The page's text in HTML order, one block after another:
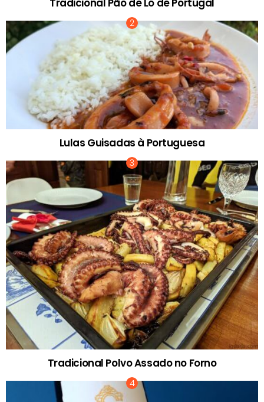
Tradicional Pão de Ló de Portugal
Lulas Guisadas à Portuguesa
Tradicional Polvo Assado no Forno